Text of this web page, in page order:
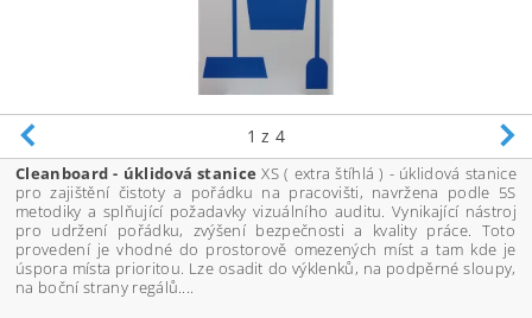
1 z 4
Cleanboard - úklidová stanice XS ( extra štíhlá ) - úklidová stanice
pro zajištění čistoty a pořádku na pracovišti, navržena podle 5S
metodiky a splňující požadavky vizuálního auditu. Vynikající nástroj
pro udržení pořádku, zvýšení bezpečnosti a kvality práce. Toto
provedení je vhodné do prostorově omezených míst a tam kde je
úspora místa prioritou. Lze osadit do výklenků, na podpěrné sloupy,
na boční strany regálů....